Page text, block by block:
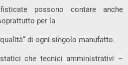
possono contare anche
per la
di ogni singolo manufatto.
che tecnici amministrativi –